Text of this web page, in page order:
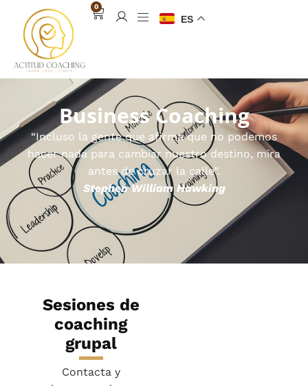
0
ES
Business Coaching
“Incluso la gente que afirma que no podemos
hacer nada para cambiar nuestro destino, mira
antes de cruzar la calle”.
Stephen William Hawking
Sesiones de
coaching
grupal
Contacta y